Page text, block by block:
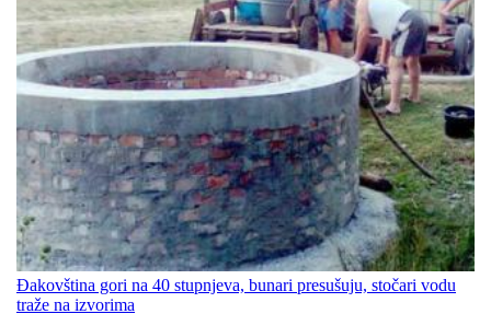
Đakovština gori na 40 stupnjeva, bunari presušuju, stočari vodu
traže na izvorima